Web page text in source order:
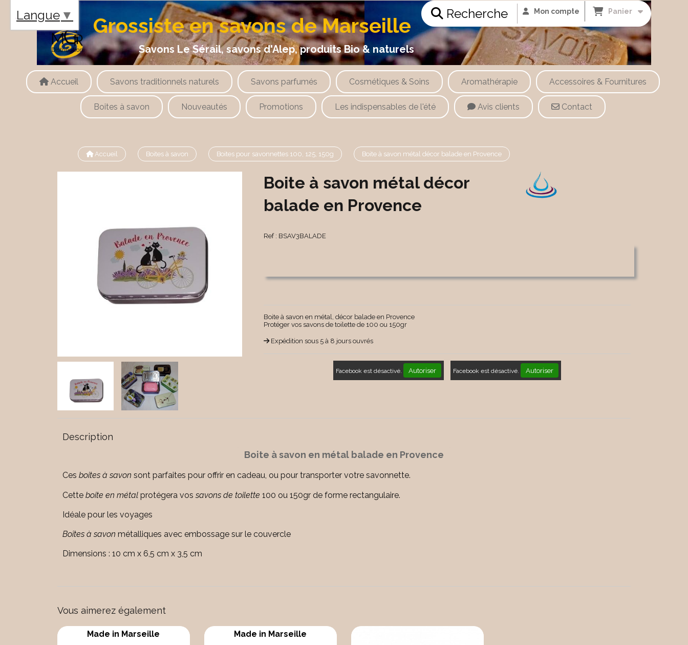
Grossiste en savons de Marseille
Savons Le Sérail, savons d'Alep, produits Bio & naturels
Recherche Mon compte Panier
Accueil Savons traditionnels naturels Savons parfumés Cosmétiques & Soins Aromathérapie Accessoires & Fournitures
Boites à savon Nouveautés Promotions Les indispensables de l'été Avis clients Contact
Accueil Boites à savon Boites pour savonnettes 100, 125, 150g Boite à savon métal décor balade en Provence
Boite à savon métal décor
balade en Provence
Ref : BSAV3BALADE
Boite à savon en métal, décor balade en Provence
Protéger vos savons de toilette de 100 ou 150gr
Expédition sous 5 à 8 jours ouvrés
Facebook est désactivé. Autoriser Facebook est désactivé. Autoriser
Description
Boite à savon en métal balade en Provence
Ces boites à savon sont parfaites pour offrir en cadeau, ou pour transporter votre savonnette.
Cette boite en métal protégera vos savons de toilette 100 ou 150gr de forme rectangulaire.
Idéale pour les voyages
Boîtes à savon métalliques avec embossage sur le couvercle
Dimensions : 10 cm x 6,5 cm x 3,5 cm
Vous aimerez également
Made in Marseille Made in Marseille
Langue ▼
Panneau de gestion des cookies